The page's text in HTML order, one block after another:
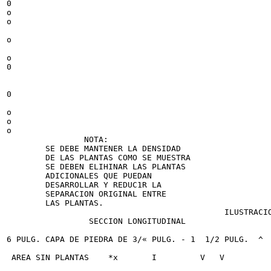
0
o
o
o
o
0
0
o
o
o
                NOTA:
        SE DEBE MANTENER LA DENSIDAD
        DE LAS PLANTAS COMO SE MUESTRA
        SE DEBEN ELIHINAR LAS PLANTAS
        ADICIONALES QUE PUEDAN
        DESARROLLAR Y REDUC1R LA
        SEPARACION ORIGINAL ENTRE
        LAS PLANTAS.
                 SECCION LONGITUDINAL
6 PULG. CAPA DE PIEDRA DE 3/« PULG. - 1  1/2 PULG.  ^
AREA SIN PLANTAS    *x       I         V   V